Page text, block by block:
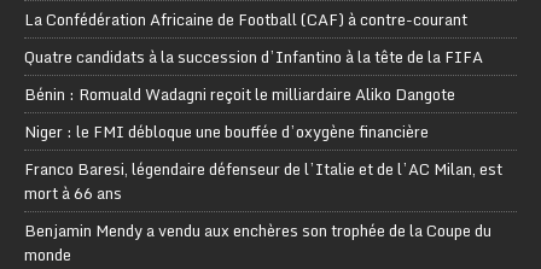
La Confédération Africaine de Football (CAF) à contre-courant
Quatre candidats à la succession d’Infantino à la tête de la FIFA
Bénin : Romuald Wadagni reçoit le milliardaire Aliko Dangote
Niger : le FMI débloque une bouffée d’oxygène financière
Franco Baresi, légendaire défenseur de l’Italie et de l’AC Milan, est
mort à 66 ans
Benjamin Mendy a vendu aux enchères son trophée de la Coupe du
monde